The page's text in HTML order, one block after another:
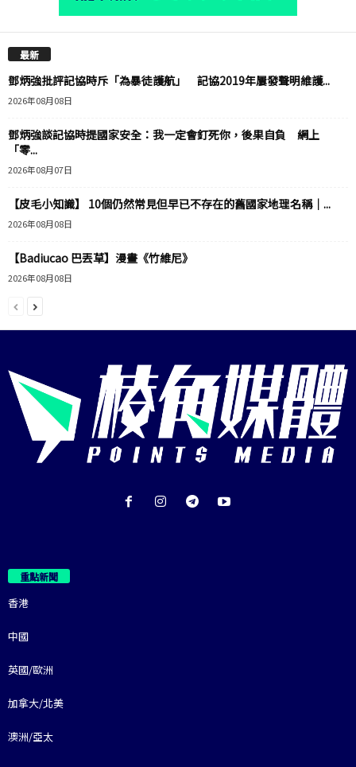
最新
鄧炳強批評記協時斥「為暴徒護航」 記協2019年屢發聲明維護...
2026年08月08日
鄧炳強談記協時提國家安全：我一定會釘死你，後果自負 網上
「零...
2026年08月07日
【皮毛小知識】 10個仍然常見但早已不存在的舊國家地理名稱｜...
2026年08月08日
【Badiucao 巴丟草】漫畫《竹維尼》
2026年08月08日
重點新聞
香港
中國
英國/歐洲
加拿大/北美
澳洲/亞太